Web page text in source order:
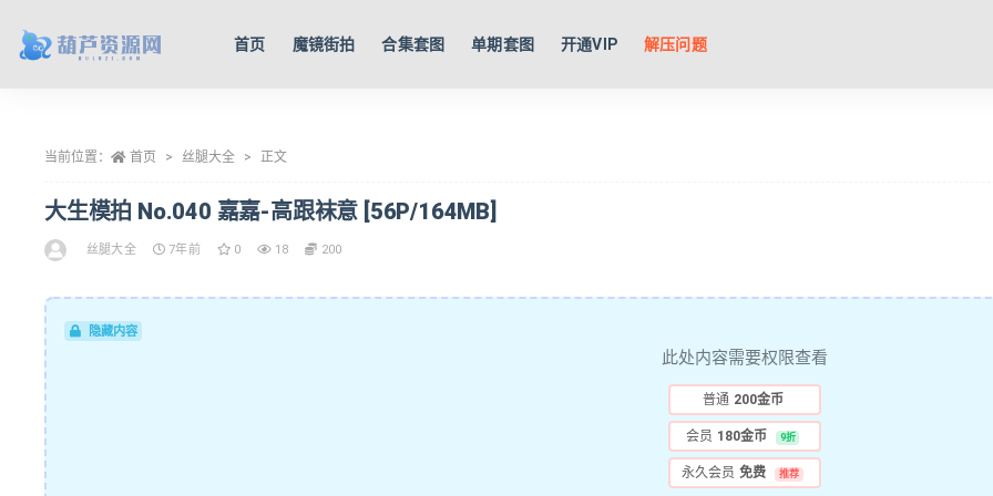
首页 魔镜街拍 合集套图 单期套图 开通VIP 解压问题
当前位置： 首页 丝腿大全 正文
大生模拍 No.040 嘉嘉-高跟袜意 [56P/164MB]
丝腿大全 7年前 0 18 200
隐藏内容
此处内容需要权限查看
普通 200金币
会员 180金币 9折
永久会员 免费 推荐
全部